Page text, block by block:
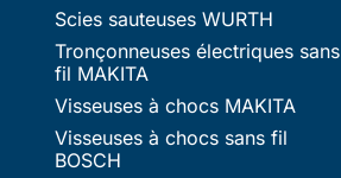
Scies sauteuses WURTH
Tronçonneuses électriques sans
fil MAKITA
Visseuses à chocs MAKITA
Visseuses à chocs sans fil
BOSCH